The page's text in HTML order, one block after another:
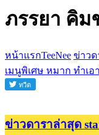
ภรรยา คิม
หน้าแรกTeeNee ข่าวด
เมนูพิเศษ หมาก ทำเ
ข่าวดาราล่าสุด